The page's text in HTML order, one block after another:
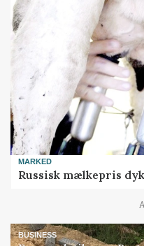
MARKED
Russisk mælkepris
BUSINESS